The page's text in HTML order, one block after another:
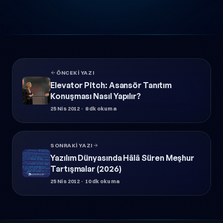
ÖNCEKI YAZI
Elevator Pitch: Asansör Tanıtım
Konuşması Nasıl Yapılır?
25 Nis 2012 · 8 dk okuma
SONRAKI YAZI
Yazılım Dünyasında Hâlâ Süren Meşhur
Tartışmalar (2026)
25 Nis 2012 · 10 dk okuma